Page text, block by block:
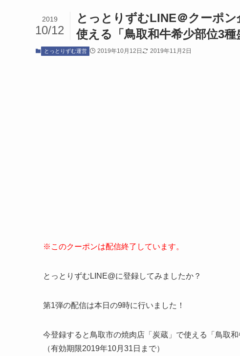
とっとりずむLINE＠クーポ
使える「鳥取和牛希少部位3
2019
10/12
とっとりずむ運営 2019年10月12日 2019年11月2日
※このクーポンは配信終了しています。
とっとりずむLINE@に登録してみましたか？
第1弾の配信は本日の9時に行いました！
今登録すると鳥取市の焼肉店「炭蔵」で使える「 鳥取
（有効期限2019年10月31日まで）